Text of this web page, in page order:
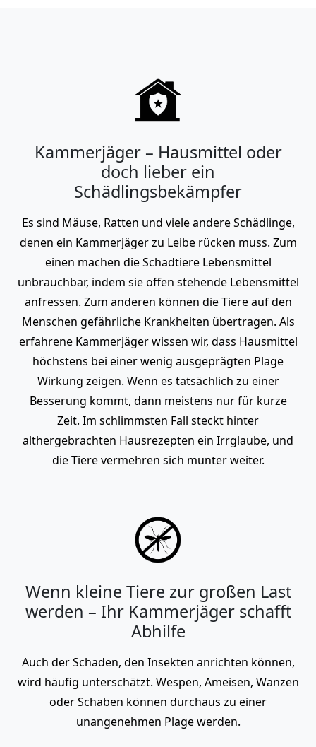
Kammerjäger – Hausmittel oder
doch lieber ein
Schädlingsbekämpfer
Es sind Mäuse, Ratten und viele andere Schädlinge,
denen ein Kammerjäger zu Leibe rücken muss. Zum
einen machen die Schadtiere Lebensmittel
unbrauchbar, indem sie offen stehende Lebensmittel
anfressen. Zum anderen können die Tiere auf den
Menschen gefährliche Krankheiten übertragen. Als
erfahrene Kammerjäger wissen wir, dass Hausmittel
höchstens bei einer wenig ausgeprägten Plage
Wirkung zeigen. Wenn es tatsächlich zu einer
Besserung kommt, dann meistens nur für kurze
Zeit. Im schlimmsten Fall steckt hinter
althergebrachten Hausrezepten ein Irrglaube, und
die Tiere vermehren sich munter weiter.
Wenn kleine Tiere zur großen Last
werden – Ihr Kammerjäger schafft
Abhilfe
Auch der Schaden, den Insekten anrichten können,
wird häufig unterschätzt. Wespen, Ameisen, Wanzen
oder Schaben können durchaus zu einer
unangenehmen Plage werden.